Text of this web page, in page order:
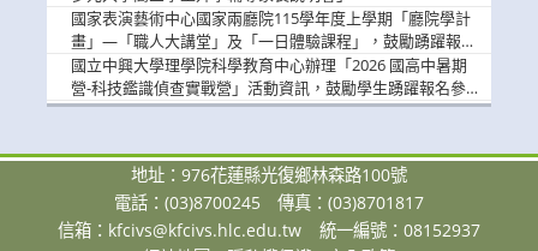
國家表演藝術中心國家兩廳院115學年度上學期「廳院學計
畫」—「職人大講堂」及「一日體驗課程」，鼓勵踴躍報名
參與。
國立中興大學理學院科學教育中心辦理「2026 國高中暑期
營-科技鑑識偵查實戰營」活動資訊，鼓勵學生踴躍報名參
加。
地址：976花蓮縣光復鄉林森路100號
電話：(03)8700245
傳真：(03)8701817
信箱： kfcivs@kfcivs.hlc.edu.tw
統一編號：08152937